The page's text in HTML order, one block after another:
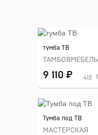
тумба ТВ
ТАМБОВМЕБЕЛЬ
9 110 ₽ 413
Тумба под ТВ
МАСТЕРСКАЯ